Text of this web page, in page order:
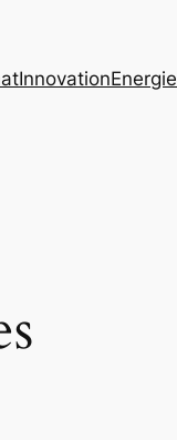
InnovationEnergie